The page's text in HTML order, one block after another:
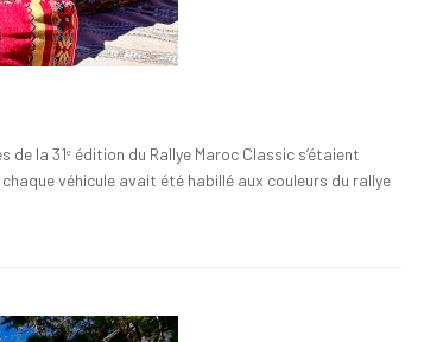
la 31ᵉ édition du Rallye Maroc Classic s’étaient
véhicule avait été habillé aux couleurs du rallye